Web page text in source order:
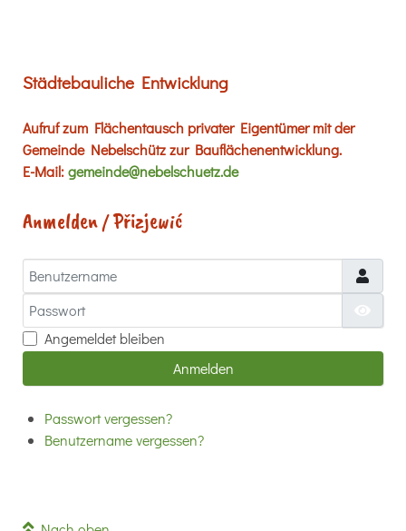
Städtebauliche Entwicklung
Aufruf zum Flächentausch privater Eigentümer mit der
Gemeinde Nebelschütz zur Bauflächenentwicklung.
E-Mail:gemeinde@nebelschuetz.de
Anmelden / Přizjewić
Benutzername
Passwort
Angemeldet bleiben
Anmelden
Passwort vergessen?
Benutzername vergessen?